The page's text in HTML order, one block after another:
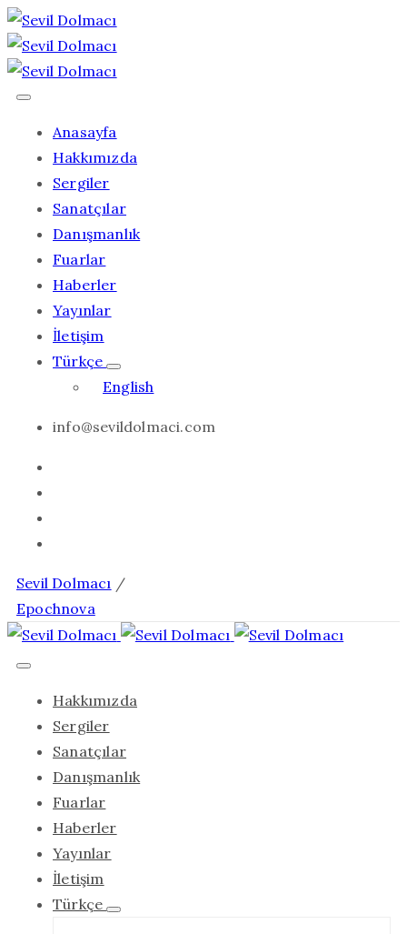
Anasayfa
Hakkımızda
Sergiler
Sanatçılar
Danışmanlık
Fuarlar
Haberler
Yayınlar
İletişim
Türkçe
English
info@sevildolmaci.com
Sevil Dolmacı /
Epochnova
Hakkımızda
Sergiler
Sanatçılar
Danışmanlık
Fuarlar
Haberler
Yayınlar
İletişim
Türkçe